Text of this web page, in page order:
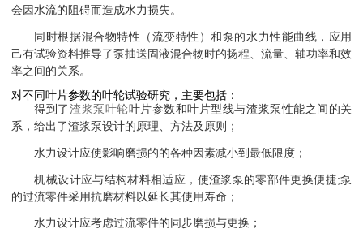
会因水流的阻碍而造成水力损失。
同时根据混合物特性（流变特性）和泵的水力性能曲线，应用
己有试验资料推导了泵抽送固液混合物时的扬程、流量、轴功率和效
率之间的关系。
对不同叶片参数的叶轮试验研究，主要包括：
得到了渣浆泵叶轮叶片参数和叶片型线与渣浆泵性能之间的关
系，给出了渣浆泵设计的原理、方法及原则；
水力设计应使影响磨损的的各种因素减小到最低限度；
机械设计应与结构材料相适应，使渣浆泵的零部件更换便捷;泵
的过流零件采用抗磨材料以延长其使用寿命 ；
水力设计应考虑过流零件的同步磨损与更换；